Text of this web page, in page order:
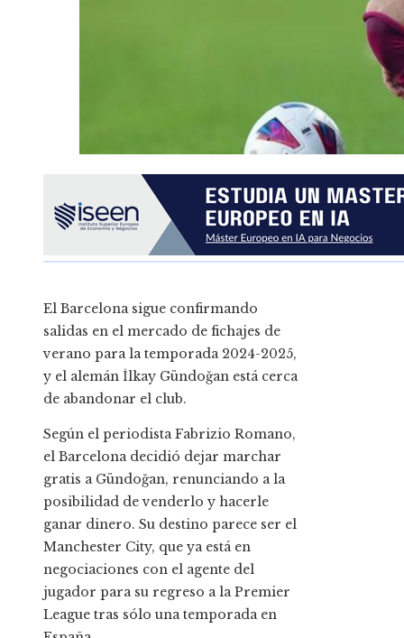
El Barcelona sigue confirmando
salidas en el mercado de fichajes de
verano para la temporada 2024-2025,
y el alemán İlkay Gündoğan está cerca
de abandonar el club.
Según el periodista Fabrizio Romano,
el Barcelona decidió dejar marchar
gratis a Gündoğan, renunciando a la
posibilidad de venderlo y hacerle
ganar dinero. Su destino parece ser el
Manchester City, que ya está en
negociaciones con el agente del
jugador para su regreso a la Premier
League tras sólo una temporada en